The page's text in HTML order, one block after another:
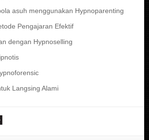
asuh menggunakan Hypnoparenting
Pengajaran Efektif
dengan Hypnoselling
Langsing Alami